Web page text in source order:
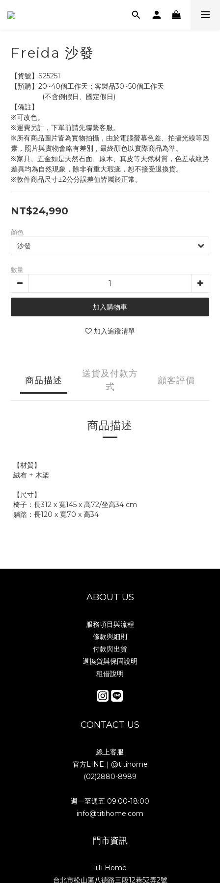
Freida 沙發
【貨號】S25251
【預購】20~40個工作天；客製品30~50個工作天
                (不含例假日、國定假日)
【備註】
※可改色。
※運費另計，下單前請先聯繫客服。
※所有商品圖片皆為實物拍攝，由於電腦螢幕色差、拍攝光線等因
素，照片與實物會略有差別，最終顏色以實際商品為準。
※家具、五金如是天然石面、原木、真皮等天然材質，色差或紋路
差異均為自然現象，除非有重大瑕疵，恕不接受退換貨。
※軟件商品尺寸±2公分誤差值皆屬於正常。
NT$24,990
顏色
數量
加入購物車
加入追蹤清單
商品描述
送貨及付款方
式
顧客評價
商品描述
【材質】
絨布 + 木架
【尺寸】
椅子：長312 x 寬145 x 高72/坐高34 cm
躺踏：長120 x 寬70 x 高34
ABOUT US
服務項目與流程
條款與細則
付款與出貨
退換貨與保固說明
租借說明
CONTACT US
線上客服
官方LINE｜ @titihome
(02)2880-8989
週一至週五 09:00-18:00
info@titihome.com
門市資訊
TiTi Home
台北市松山區八德路三段12巷52弄2號